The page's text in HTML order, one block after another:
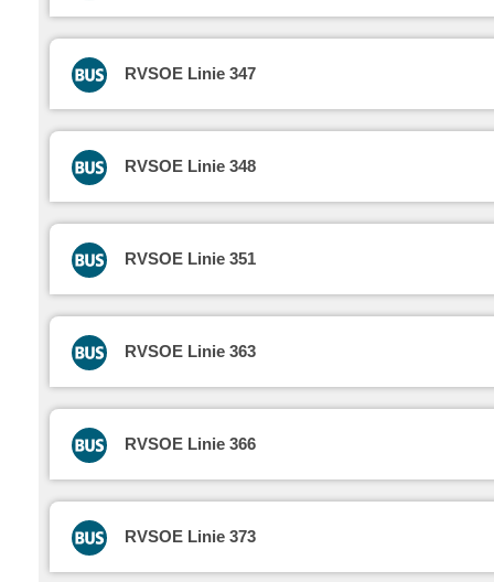
RVSOE Linie 347
RVSOE Linie 348
RVSOE Linie 351
RVSOE Linie 363
RVSOE Linie 366
RVSOE Linie 373